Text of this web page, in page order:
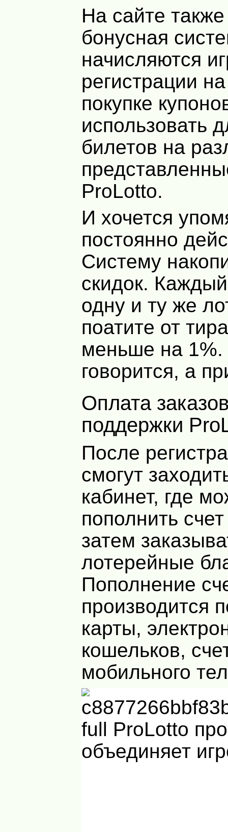
На сайте
бонусная
начисляются
регистрации
покупке
использовать
билетов на
ProLotto.
И хочется
постоянно
Систему
скидок.
одну и ту же
поатите от
меньше на 1%.
говорится, а
Оплата заказов и служба
поддержки
После
смогут
кабинет, где
пополнить
затем
лотерейные
Пополнение
производится
карты,
кошельков,
мобильного